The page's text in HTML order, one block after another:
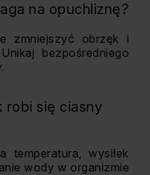
na opuchliznę?
zmniejszyć obrzęk i
bezpośredniego
robi się ciasny
temperatura, wysiłek
wody w organizmie